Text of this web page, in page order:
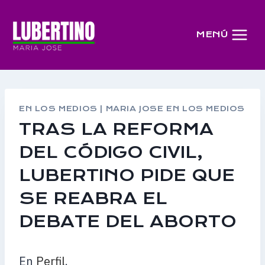
contenido
MENÚ
EN LOS MEDIOS MARIA JOSE EN LOS MEDIOS
TRAS LA REFORMA
DEL CÓDIGO CIVIL,
LUBERTINO PIDE QUE
SE REABRA EL
DEBATE DEL ABORTO
En Perfil.